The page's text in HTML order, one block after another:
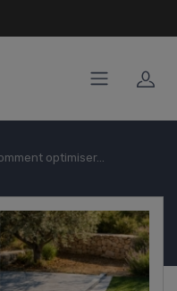
optimiser...